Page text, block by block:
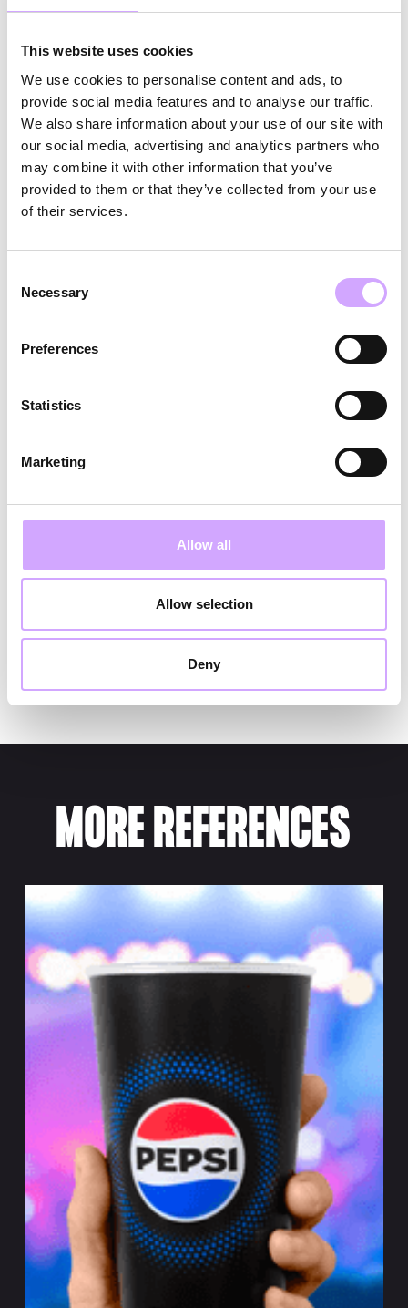
This website uses cookies
We use cookies to personalise content and ads, to
provide social media features and to analyse our traffic.
We also share information about your use of our site with
our social media, advertising and analytics partners who
may combine it with other information that you’ve
provided to them or that they’ve collected from your use
of their services.
Selection
Necessary
Preferences
Statistics
Marketing
Allow all
Allow selection
Deny
zien hoe technologische innovaties en
procesoptimalisaties duurzame herbruikbare
concepten effectief kunnen integreren in
grootschalige evenementen. De digitale retourmuur
en het geautomatiseerde systeem voor het
terugbetalen van aanbetalingen stellen nieuwe
dat duurzaamheid en efficiëntie hand in hand gaan.
MORE REFERENCES